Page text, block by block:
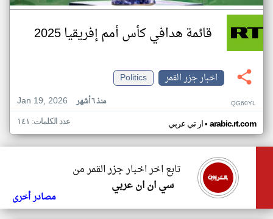
قائمة هدافي كأس أمم إفريقيا 2025
اخبار جزر القمر
Politics
Jan 19, 2026
منذ ٦ أشهر QG60YL
ار تي عربي• arabic.rt.com عدد الكلمات: ١٤١
تابع اخر اخبار جزر القمر من
سي ان ان عربي
مصادر أخرى